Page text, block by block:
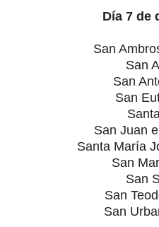
Día 7 de
San
San
San
San
San Juan
Santa María
San
San
San
San